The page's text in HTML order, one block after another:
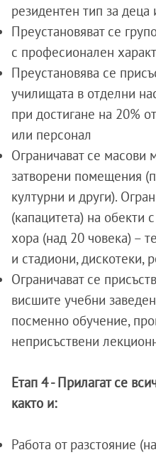
резидентен тип за деца
Преустановяват се
с професионален
Преустановява се
училищата в отделни
при достигане на 20%
или персонал
Ограничават се масови
затворени помещения
културни и други).
(капацитета) на обекти
хора (над 20 човека) –
и стадиони, дискотеки,
Ограничават се
висшите учебни
посменно обучение,
неприсъствени
Етап 4 - Прилагат се
както и:
Работа от разстояние